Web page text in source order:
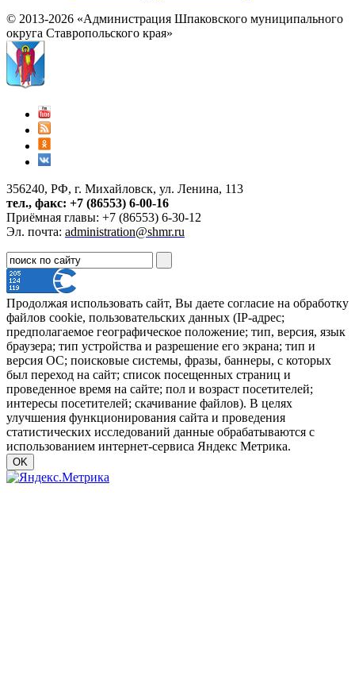
© 2013-2026 «Администрация Шпаковского муниципального
округа Ставропольского края»
356240, РФ, г. Михайловск, ул. Ленина, 113
тел., факс: +7 (86553) 6-00-16
Приёмная главы: +7 (86553) 6-30-12
Эл. почта: administration@shmr.ru
Продолжая использовать сайт, Вы даете согласие на обработку
файлов cookie, пользовательских данных (IP-адрес;
предполагаемое географическое положение; тип, версия, язык
браузера; тип устройства и разрешение его экрана; тип и
версия ОС; поисковые системы, фразы, баннеры, с которых
был переход на сайт; список посещенных страниц и
проведенное время на сайте; пол и возраст посетителей;
интересы посетителей; скачивание файлов). В целях
улучшения функционирования сайта и проведения
статистических исследований данные обрабатываются с
использованием интернет-сервиса Яндекс Метрика.
OK